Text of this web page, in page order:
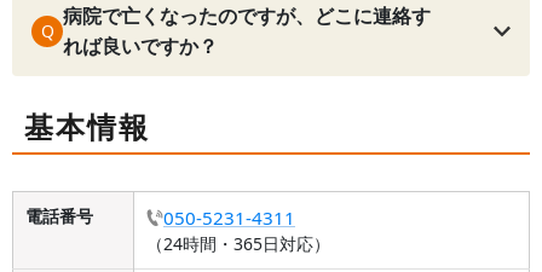
Q
病院で亡くなったのですが、どこに連絡す
れば良いですか？
基本情報
電話番号 050-5231-4311
（24時間・365日対応）